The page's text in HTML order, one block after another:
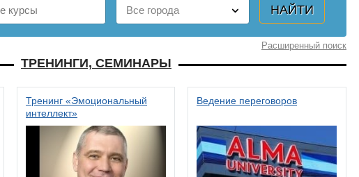
Расширенный поиск
ТРЕНИНГИ, СЕМИНАРЫ
Тренинг «Эмоциональный
интеллект»
Ведение переговоров